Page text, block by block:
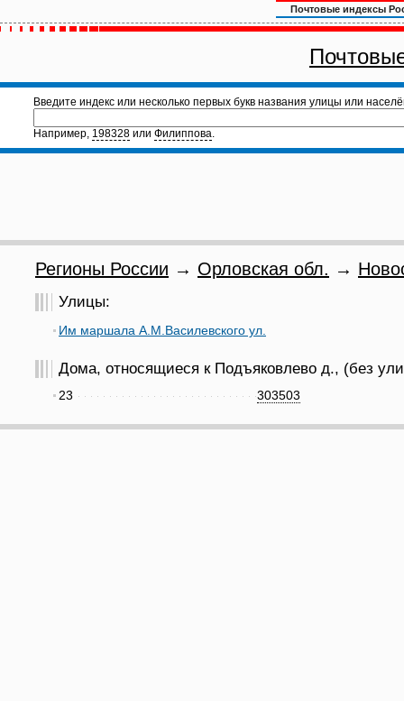
Почтовые индексы
Введите индекс или несколько первых букв названия улицы или
Например, 198328 или Филиппова.
Регионы России → Орловская обл. →
Улицы:
Им маршала А.М.Василевского ул.
Дома, относящиеся к Подъяковлево д., (без
303503
23